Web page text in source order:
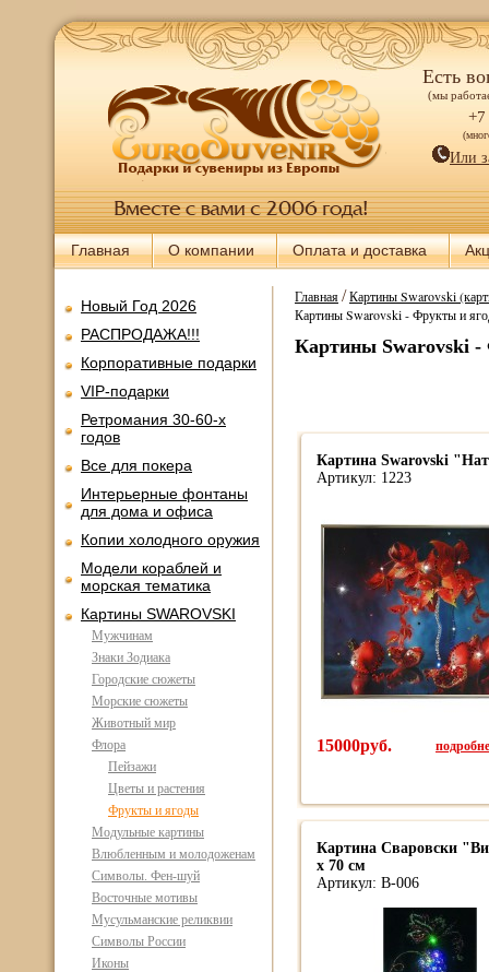
Есть
(мы
+7
Или
Главная О компании Оплата и доставка
Новый Год 2026
РАСПРОДАЖА!!!
Корпоративные подарки
VIP-подарки
Ретромания 30-60-х
годов
Все для покера
Интерьерные фонтаны
для дома и офиса
Копии холодного оружия
Модели кораблей и
морская тематика
Картины SWAROVSKI
Мужчинам
Знаки Зодиака
Городские сюжеты
Морские сюжеты
Животный мир
Флора
Пейзажи
Цветы и растения
Фрукты и ягоды
Модульные картины
Влюбленным и молодоженам
Символы. Фен-шуй
Восточные мотивы
Мусульманские реликвии
Символы России
Иконы
Главная/Картины Swarovski
Картины Swarovski - Фрукты и
Картины Swarovski
Картина Swarovski
Артикул: 1223
15000руб.
Картина Сваровски
х 70 см
Артикул: В-006